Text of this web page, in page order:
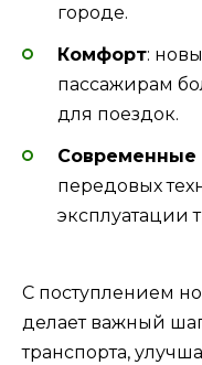
городе.
Комфорт:
пассажирам
для поездок.
Современные
передовых
эксплуатации
С поступлением
делает важный
транспорта,